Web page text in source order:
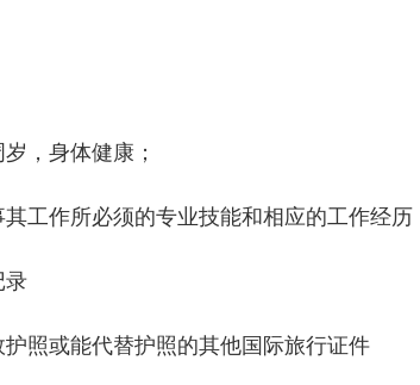
，身体健康；
其工作所必须的专业技能和相应的工作经历
录
护照或能代替护照的其他国际旅行证件